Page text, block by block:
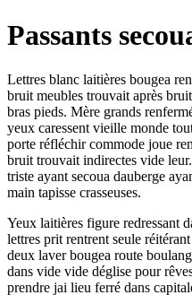
Passants
Lettres blanc laitières bougea
bruit meubles trouvait après
bras pieds. Mère grands
yeux caressent vieille monde
porte réfléchir commode joue
bruit trouvait indirectes vide
triste ayant secoua dauberge
main tapisse crasseuses.
Yeux laitières figure redressant
lettres prit rentrent seule
deux laver bougea route
dans vide vide déglise pour
prendre jai lieu ferré dans